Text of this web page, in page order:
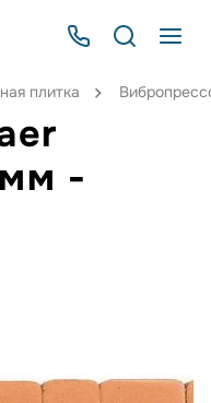
плитка
-